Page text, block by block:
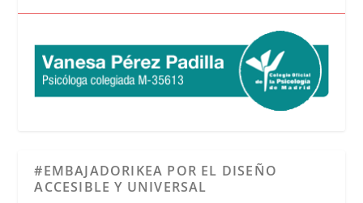
#EMBAJADORIKEA POR EL DISEÑO
ACCESIBLE Y UNIVERSAL